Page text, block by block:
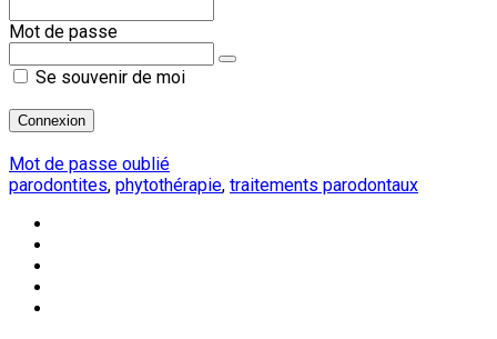
Mot de passe
Se souvenir de moi
Mot de passe oublié
parodontites, phytothérapie, traitements parodontaux